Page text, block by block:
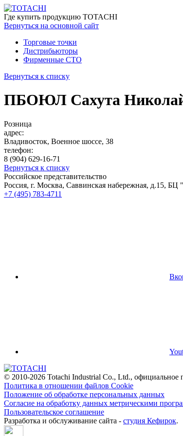
Где купить продукцию TOTACHI
Вернуться на основной сайт
Торговые точки
Дистрибьюторы
Фирменные СТО
Вернуться к списку
ПБОЮЛ Сахута Николай
Розница
адрес:
Владивосток, Военное шоссе, 38
телефон:
8 (904) 629-16-71
Вернуться к списку
Российское представительство
Россия, г. Москва, Саввинская набережная, д.15,
+7 (495) 783-4711
© 2010-2026 Totachi Industrial Co., Ltd., официальное
Политика в отношении файлов Cookie
Положение об обработке персональных данных
Согласие на обработку данных метрическими
Пользовательское соглашение
Разработка и обслуживание сайта - студия Кефирок.